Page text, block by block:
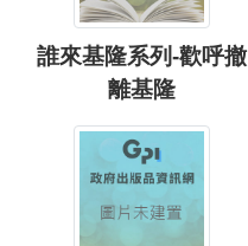
誰來基隆系列-歡呼撤
離基隆